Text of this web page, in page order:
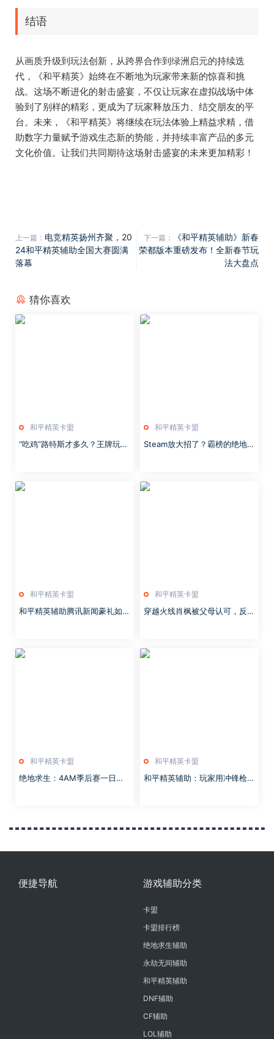
结语
从画质升级到玩法创新，从跨界合作到绿洲启元的持续迭
代，《和平精英》始终在不断地为玩家带来新的惊喜和挑
战。这场不断进化的射击盛宴，不仅让玩家在虚拟战场中体
验到了别样的精彩，更成为了玩家释放压力、结交朋友的平
台。未来，《和平精英》将继续在玩法体验上精益求精，借
助数字力量赋予游戏生态新的势能，并持续丰富产品的多元
文化价值。让我们共同期待这场射击盛宴的未来更加精彩！
上一篇： 电竞精英扬州齐聚，20
24和平精英辅助全国大赛圆满
落幕
下一篇：
《和平精英辅助》新春
荣都版本重磅发布！全新春节玩
法大盘点
猜你喜欢
和平精英卡盟
“吃鸡”路特斯才多久？王牌玩家
和平精英卡盟
Steam放大招了？霸榜的绝地求
和平精英卡盟
和平精英辅助腾讯新闻豪礼如何
和平精英卡盟
穿越火线肖枫被父母认可，反映
和平精英卡盟
绝地求生：4AM季后赛一日三
和平精英卡盟
和平精英辅助：玩家用冲锋枪，
便捷导航 游戏辅助分类
卡盟
卡盟排行榜
绝地求生辅助
永劫无间辅助
和平精英辅助
DNF辅助
CF辅助
LOL辅助